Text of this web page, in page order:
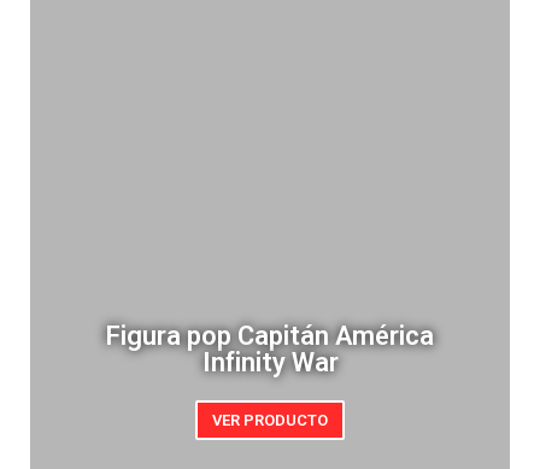
Figura pop Capitán América
Infinity War
VER PRODUCTO